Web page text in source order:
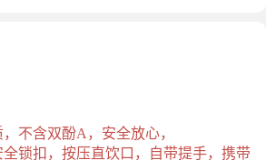
不含双酚A，安全放心，
锁扣，按压直饮口，自带提手，携带